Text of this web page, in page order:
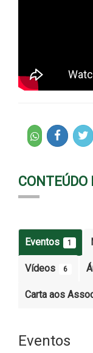
CONTEÚDO
Eventos 1
Vídeos 6
Carta aos
Eventos